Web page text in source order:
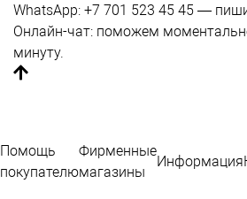
WhatsApp: +7 701 523 45 45 —
Онлайн-чат: поможем
минуту.
Помощь
покупателю
Фирменные
магазины
Информация